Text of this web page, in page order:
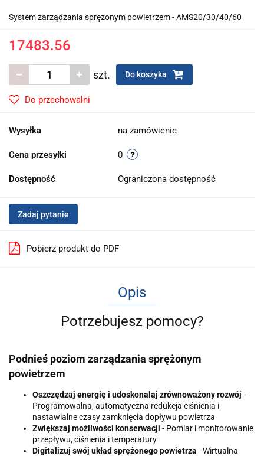
System zarządzania sprężonym powietrzem - AMS20/30/40/60
17483.56
szt. Do koszyka
Do przechowalni
Wysyłka na zamówienie
Cena przesyłki 0
Dostępność Ograniczona dostępność
Zadaj pytanie
Pobierz produkt do PDF
Opis
Potrzebujesz pomocy?
Podnieś poziom zarządzania sprężonym
powietrzem
Oszczędzaj energię i udoskonalaj zrównoważony rozwój -
Programowalna, automatyczna redukcja ciśnienia i
nastawialne czasy zamknięcia dopływu powietrza
Zwiększaj możliwości konserwacji - Pomiar i monitorowanie
przepływu, ciśnienia i temperatury
Digitalizuj swój układ sprężonego powietrza - Wirtualna